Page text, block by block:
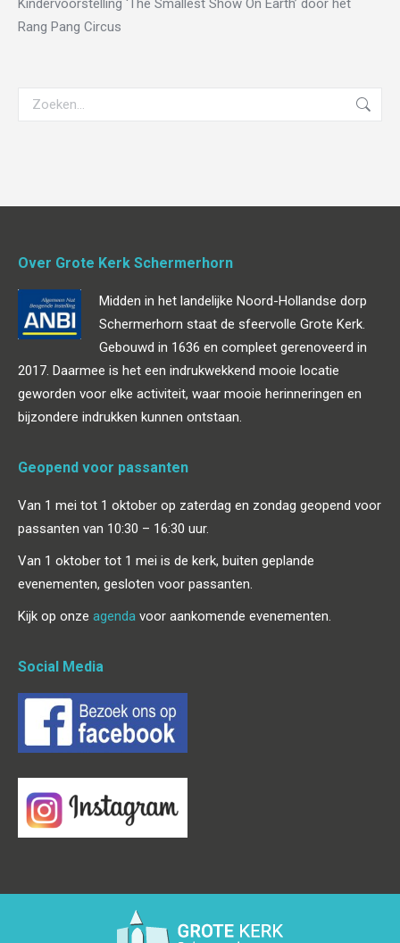
Kindervoorstelling ‘The Smallest Show On Earth’ door het
Rang Pang Circus
Zoeken:
Over Grote Kerk Schermerhorn
Midden in het landelijke Noord-Hollandse dorp
Schermerhorn staat de sfeervolle Grote Kerk.
Gebouwd in 1636 en compleet gerenoveerd in
2017. Daarmee is het een indrukwekkend mooie locatie
geworden voor elke activiteit, waar mooie herinneringen en
bijzondere indrukken kunnen ontstaan.
Geopend voor passanten
Van 1 mei tot 1 oktober op zaterdag en zondag geopend voor
passanten van 10:30 – 16:30 uur.
Van 1 oktober tot 1 mei is de kerk, buiten geplande
evenementen, gesloten voor passanten.
Kijk op onze agenda voor aankomende evenementen.
Social Media